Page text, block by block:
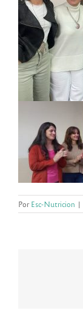
PorEsc-Nutricion |